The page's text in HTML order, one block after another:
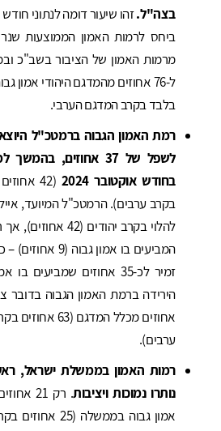
בצה"ל.זהו שיעור דומה לנתוני
מרמות האמון של הציבור בשב"כ
בלבד בקרב המדגם הערבי.
רמת האמון הגבוה ברמטכ"ל
לשפל של 37 אחוזים,
בחודש אוקטובר 2024
בקרב ערבים). הרמטכ"ל המיועד,
להלוי בקרב יהודים
המביעים בו
זמיר לכ-35 אחוזים
ערבים).
רמות האמון בממשלת ישראל,
נותרו נמוכות ויציבות
. רק 21